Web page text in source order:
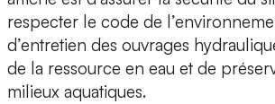
respecter le code de
d’entretien des ouvrages
de la ressource en eau et de
milieux aquatiques.